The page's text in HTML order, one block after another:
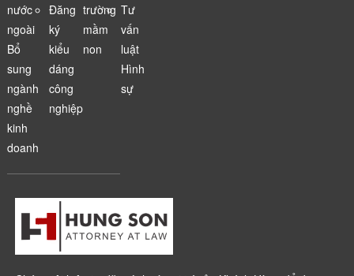
nước
ngoài
Bổ
sung
ngành
nghề
kinh
doanh
Đăng
ký
kiểu
dáng
công
nghiệp
trường
mầm
non
Tư
vấn
luật
Hình
sự